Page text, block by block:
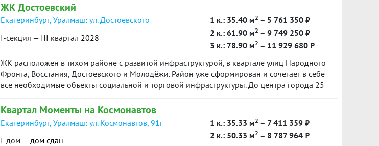
ЖК Достоевский
Екатеринбург, Уралмаш: ул. Достоевского
I-секция — III квартал 2028
1 к.: 35.40 м2 – 5 761 350 ₽
2 к.: 61.90 м2 – 9 749 250 ₽
3 к.: 78.90 м2 – 11 929 680 ₽
ЖК расположен в тихом районе с развитой инфраструктурой, в квартале улиц Народного
Фронта, Восстания, Достоевского и Молодёжи. Район уже сформирован и сочетает в себе
все необходимые объекты социальной и торговой инфраструктуры. До центра города 25
общественном транспорте.
Квартал Моменты на Космонавтов
Екатеринбург, Уралмаш: ул. Космонавтов, 91г
I-дом — дом сдан
1 к.: 35.33 м2 – 7 411 359 ₽
2 к.: 50.33 м2 – 8 787 964 ₽